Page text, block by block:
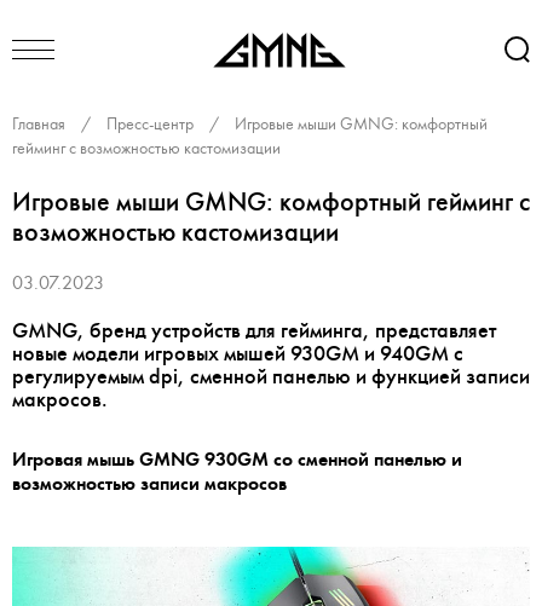
Главная / Пресс-центр /
Игровые мыши GMNG: комфортный
гейминг с возможностью кастомизации
Игровые мыши GMNG: комфортный гейминг с
возможностью кастомизации
03.07.2023
GMNG, бренд устройств для гейминга, представляет
новые модели игровых мышей 930GM и 940GM с
регулируемым dpi, сменной панелью и функцией записи
макросов.
Игровая мышь GMNG 930GM со сменной панелью и
возможностью записи макросов